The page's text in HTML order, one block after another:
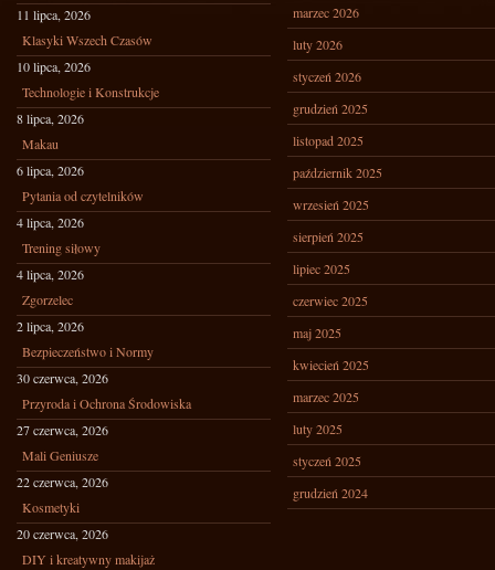
11 lipca, 2026
Klasyki Wszech Czasów
10 lipca, 2026
Technologie i Konstrukcje
8 lipca, 2026
Makau
6 lipca, 2026
Pytania od czytelników
4 lipca, 2026
Trening siłowy
4 lipca, 2026
Zgorzelec
2 lipca, 2026
Bezpieczeństwo i Normy
30 czerwca, 2026
Przyroda i Ochrona Środowiska
27 czerwca, 2026
Mali Geniusze
22 czerwca, 2026
Kosmetyki
20 czerwca, 2026
DIY i kreatywny makijaż
marzec 2026
luty 2026
styczeń 2026
grudzień 2025
listopad 2025
październik 2025
wrzesień 2025
sierpień 2025
lipiec 2025
czerwiec 2025
maj 2025
kwiecień 2025
marzec 2025
luty 2025
styczeń 2025
grudzień 2024